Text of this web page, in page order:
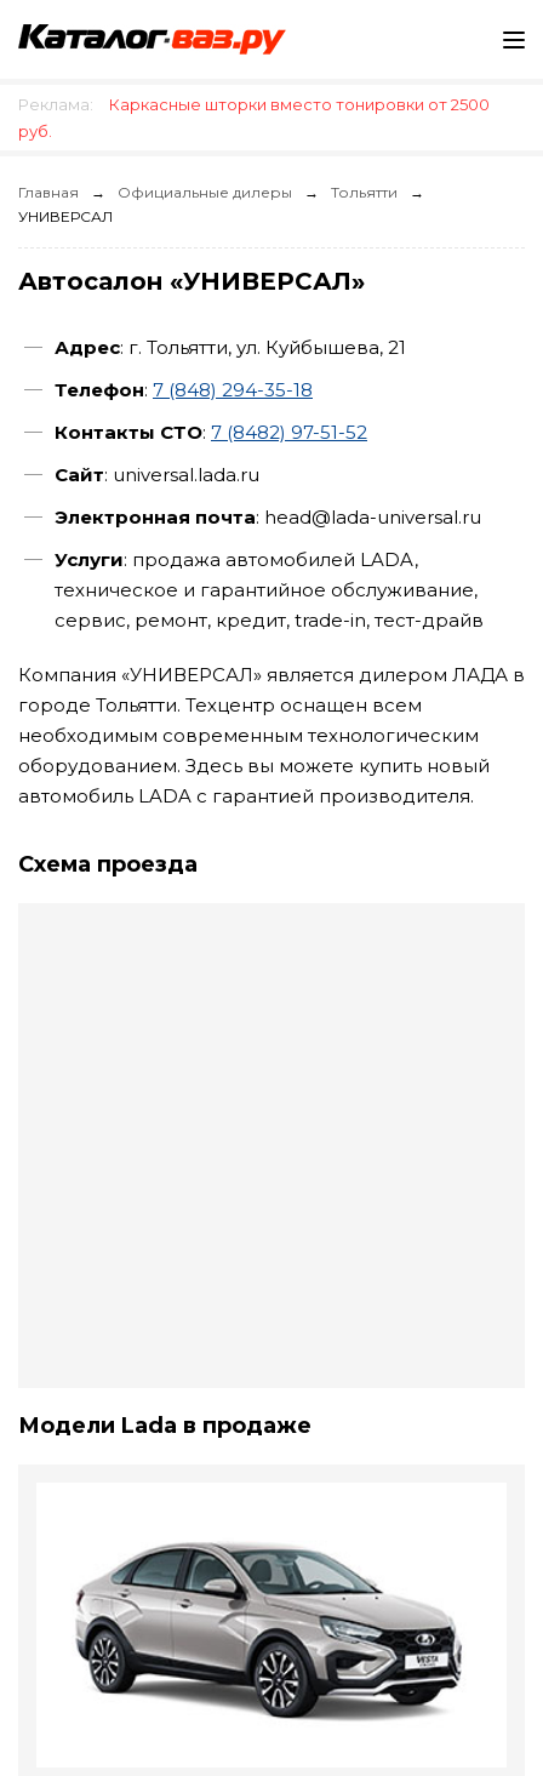
Реклама:
Каркасные шторки вместо тонировки от 2500
руб.
Главная Официальные дилеры
Тольятти
УНИВЕРСАЛ
Автосалон «УНИВЕРСАЛ»
Адрес: г. Тольятти, ул. Куйбышева, 21
Телефон: 7 (848) 294-35-18
Контакты СТО: 7 (8482) 97-51-52
Сайт: universal.lada.ru
Электронная почта: head@lada-universal.ru
Услуги: продажа автомобилей LADA,
техническое и гарантийное обслуживание,
сервис, ремонт, кредит, trade-in, тест-драйв
Компания «УНИВЕРСАЛ» является дилером ЛАДА в
городе Тольятти. Техцентр оснащен всем
необходимым современным технологическим
оборудованием. Здесь вы можете купить новый
автомобиль LADA с гарантией производителя.
Схема проезда
Модели Lada в продаже